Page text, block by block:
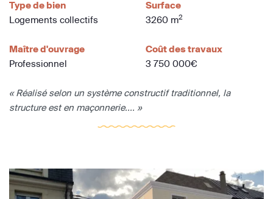
Type de bien
Logements collectifs
Surface
3260 m2
Maître d'ouvrage
Professionnel
Coût des travaux
3 750 000€
« Réalisé selon un système constructif traditionnel, la
structure est en maçonnerie.... »